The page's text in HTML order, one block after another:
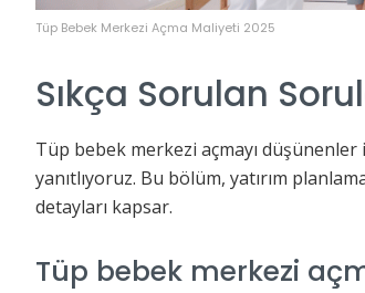
Tüp Bebek Merkezi Açma Maliyeti 2025
Sıkça Sorulan
Tüp bebek merkezi açmayı düşünenler
yanıtlıyoruz. Bu bölüm, yatırım
detayları kapsar.
Tüp bebek merkezi